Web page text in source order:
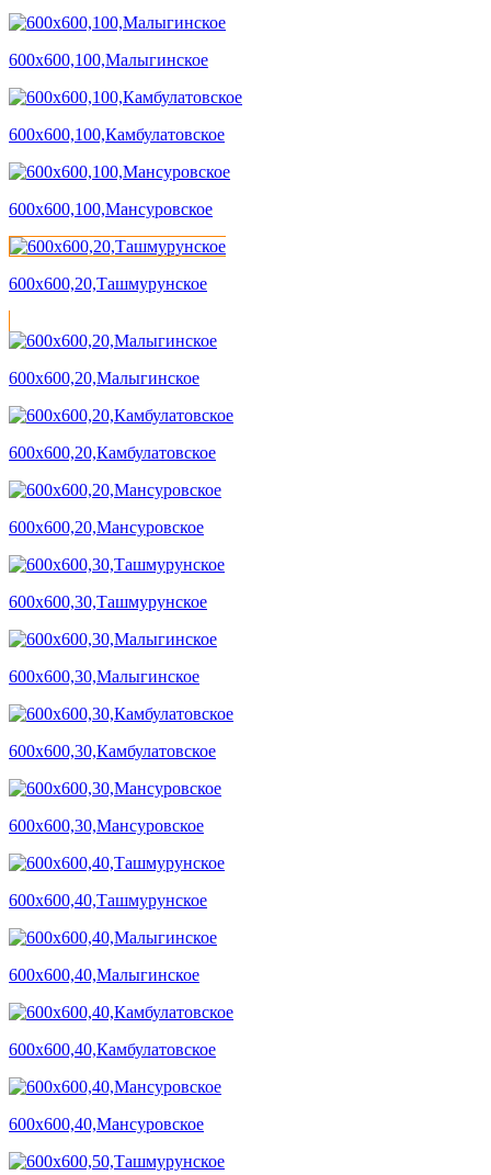
600х600,100,Малыгинское
600х600,100,Камбулатовское
600х600,100,Мансуровское
600х600,20,Ташмурунское
600х600,20,Малыгинское
600х600,20,Камбулатовское
600х600,20,Мансуровское
600х600,30,Ташмурунское
600х600,30,Малыгинское
600х600,30,Камбулатовское
600х600,30,Мансуровское
600х600,40,Ташмурунское
600х600,40,Малыгинское
600х600,40,Камбулатовское
600х600,40,Мансуровское